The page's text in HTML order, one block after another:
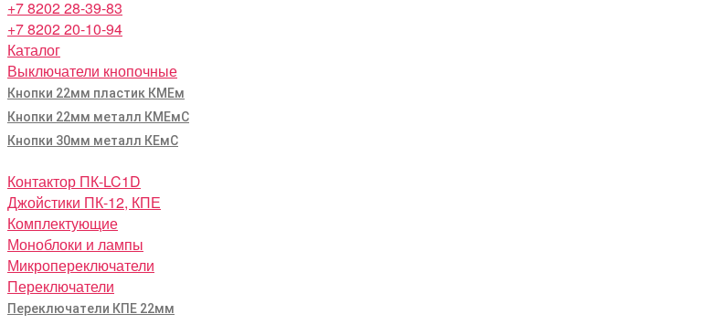
+7 8202 28-39-83
+7 8202 20-10-94
Каталог
Выключатели кнопочные
Кнопки 22мм пластик КМЕм
Кнопки 22мм металл КМЕмС
Кнопки 30мм металл КЕмС
Контактор ПК-LC1D
Джойстики ПК-12, КПЕ
Комплектующие
Моноблоки и лампы
Микропереключатели
Переключатели
Переключатели КПЕ 22мм